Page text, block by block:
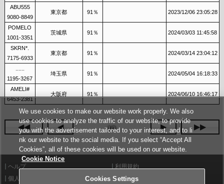
ABU555
9080-8849
東京都 91％ 2023/12/06 23:05:28
POMELO
1001-3351
茨城県 91％ 2024/03/03 11:45:58
SKRN*.
7175-6933
東京都 91％ 2024/03/14 23:04:12
1195-3267
埼玉県 91％ 2024/05/04 16:18:33
AMELI#
6453-2381
大阪府 91％ 2024/06/10 16:46:17
◀◀ ◀ 1/3 ▶▶
▶
ヘルプ
利用規約
個人情報等保護方針
外部送信について
We use cookies to make our website work properly. We also
use cookies to analyze the traffic of our website, to provide
you with the advertisement tailored to your interest, and to li
nk our website to the social media. If you select “Accept All
Cookies”, all of these cookies will be used on our website.
Cookie Notice
Cookies Settings